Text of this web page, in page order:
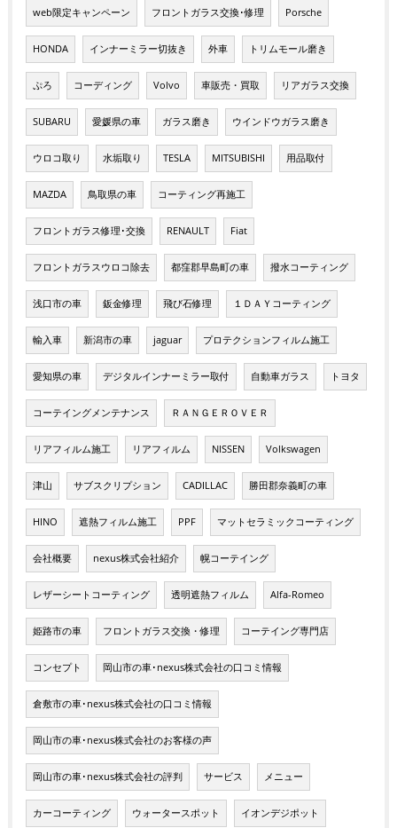
web限定キャンペーン フロントガラス交換･修理 Porsche
HONDA インナーミラー切抜き 外車 トリムモール磨き
ぷろ コーディング Volvo 車販売・買取 リアガラス交換
SUBARU 愛媛県の車 ガラス磨き ウインドウガラス磨き
ウロコ取り 水垢取り TESLA MITSUBISHI 用品取付
MAZDA 鳥取県の車 コーティング再施工
フロントガラス修理･交換 RENAULT Fiat
フロントガラスウロコ除去 都窪郡早島町の車 撥水コーティング
浅口市の車 鈑金修理 飛び石修理 １ＤＡＹコーティング
輸入車 新潟市の車 jaguar プロテクションフィルム施工
愛知県の車 デジタルインナーミラー取付 自動車ガラス トヨタ
コーテイングメンテナンス ＲＡＮＧＥＲＯＶＥＲ
リアフィルム施工 リアフィルム NISSEN Volkswagen
津山 サブスクリプション CADILLAC 勝田郡奈義町の車
HINO 遮熱フィルム施工 PPF マットセラミックコーティング
会社概要 nexus株式会社紹介 幌コーテイング
レザーシートコーティング 透明遮熱フィルム Alfa-Romeo
姫路市の車 フロントガラス交換・修理 コーテイング専門店
コンセプト 岡山市の車･nexus株式会社の口コミ情報
倉敷市の車･nexus株式会社の口コミ情報
岡山市の車･nexus株式会社のお客様の声
岡山市の車･nexus株式会社の評判 サービス メニュー
カーコーティング ウォータースポット イオンデジポット